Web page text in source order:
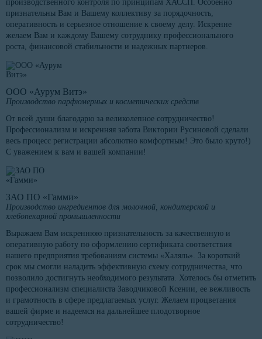
производственного контроля по принципам ХАССП. Особенно
признательны Вам и Вашему коллективу за порядочность,
оперативность и серьезное отношение к своему делу. Искренне
желаем Вам и каждому Вашему сотруднику профессионального
роста, финансовой стабильности и надежных партнеров.
ООО «Аурум Витэ»
Производство парфюмерных и косметических средств
От всей души благодарю за великолепное сотрудничество!
Профессионализм и искренняя забота Виктории Русиновой сделали
весь процесс регистрации абсолютно комфортным! Это было круто!)
С уважением к вам и вашей компании!
ЗАО ПО «Гамми»
Производство ингредиентов для молочной, кондитерской и
хлебопекарной промышленности
Выражаем Вам искреннюю признательность за качественную и
оперативную работу по оформлению сертификата соответствия
нашего предприятия требованиям системы «Халяль». За короткий
срок мы смогли наладить эффективную схему сотрудничества, что
позволило достигнуть необходимого результата. Хотелось бы отметить
профессионализм специалиста Заводчиковой Ксении, ее вежливость
и грамотность в сфере предлагаемых услуг. Желаем процветания
вашей фирме и надеемся на дальнейшее плодотворное
сотрудничество!